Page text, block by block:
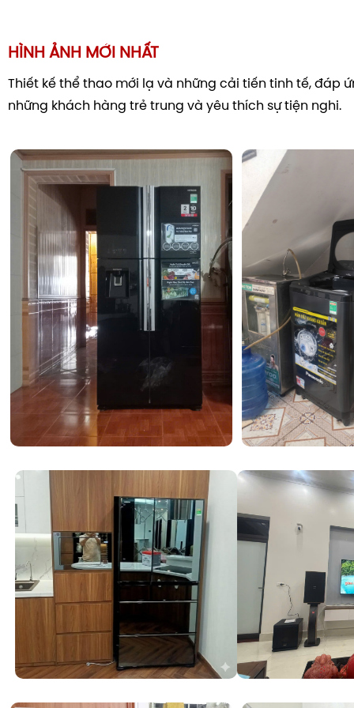
Tiết kiệm điện năng thông minh với bộ đôi
ECONAVI
Chiếc máy này không chỉ vận hành êm ái mà còn rất
thống Inverterthay đổi công suất máy nén linh hoạt
lạnh, tránh việc tắt/mở liên tục gây hao điện. Đi kèm là
ECONAVI:
Cảm biến nhiệt độ phòng: Nhận biết nhiệt độ bên
công suất làm lạnh phù hợp.
Cảm biến nhiệt độ bên trong : Kiểm soát độ lạnh tối
Cảm biến cửa : Ghi nhớ thói quen đóng/mở tủ của
hóa năng lượng vào những khung giờ ít sử dụng.
HÌNH ẢNH MỚI NHẤT
Thiết kế thể thao mới lạ và những cải tiến tinh tế, đáp
những khách hàng trẻ trung và yêu thích sự tiện nghi.